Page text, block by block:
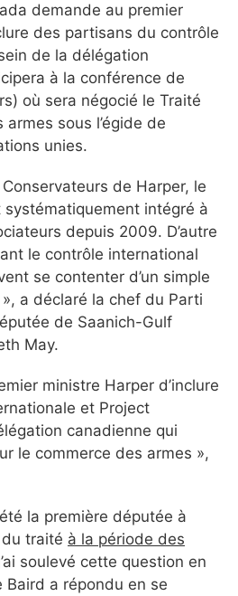
demande au premier
des partisans du contrôle
de la délégation
à la conférence de
où sera négocié le Traité
sous l’égide de
unies.
de Harper, le
intégré à
depuis 2009. D’autre
le contrôle international
se contenter d’un simple
a déclaré la chef du Parti
de Saanich-Gulf
May.
ministre Harper d’inclure
et Project
canadienne qui
le commerce des armes »,
la première députée à
traité à la période des
soulevé cette question en
Baird a répondu en se